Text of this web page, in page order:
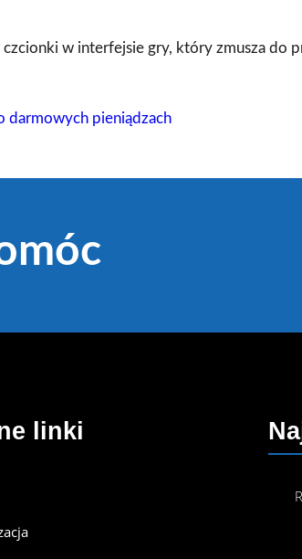
w interfejsie gry, który zmusza do
darmowych pieniądzach
linki